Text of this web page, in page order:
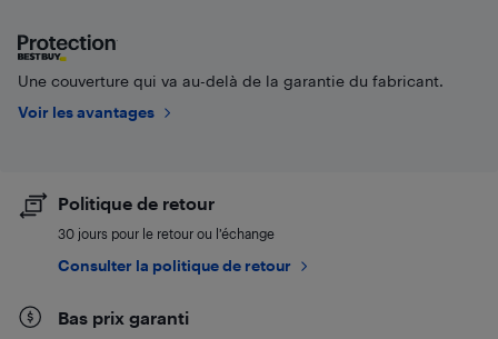
Une couverture qui va au-delà de la garantie du fabricant.
Voir les avantages
Politique de retour
30 jours pour le retour ou l’échange
Consulter la politique de retour
Bas prix garanti